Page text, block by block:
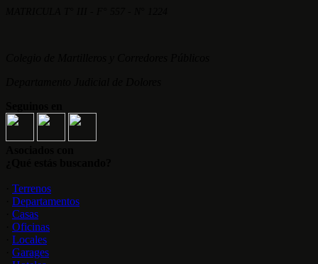
Terrenos
Departamentos
Casas
Oficinas
Locales
Garages